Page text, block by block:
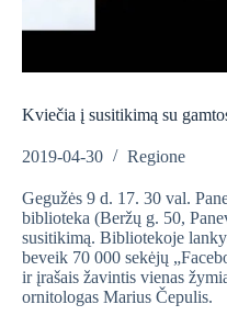
Kviečia į susitikimą su
2019-04-30 Regione
Gegužės 9 d. 17. 30 val.
biblioteka (Beržų g. 50,
susitikimą. Bibliotekoje
beveik 70 000 sekėjų
ir įrašais žavintis vienas
ornitologas Marius Čepulis.